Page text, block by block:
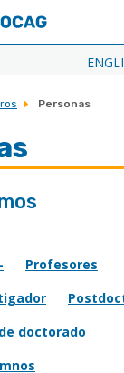
Personas
Profesores
doctorado